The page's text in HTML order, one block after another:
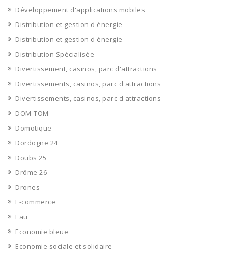
Développement d'applications mobiles
Distribution et gestion d'énergie
Distribution et gestion d'énergie
Distribution Spécialisée
Divertissement, casinos, parc d'attractions
Divertissements, casinos, parc d'attractions
Divertissements, casinos, parc d'attractions
DOM-TOM
Domotique
Dordogne 24
Doubs 25
Drôme 26
Drones
E-commerce
Eau
Economie bleue
Economie sociale et solidaire